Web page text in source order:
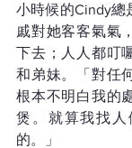
小時候的Cindy總
戚對她客客氣氣
下去；人人都叮
和弟妹。「對任
根本不明白我的
煲。就算我找
的。」